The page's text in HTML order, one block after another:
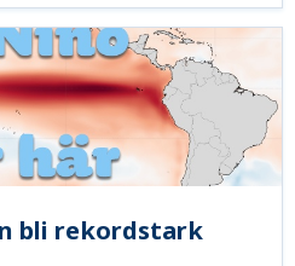
bli rekordstark